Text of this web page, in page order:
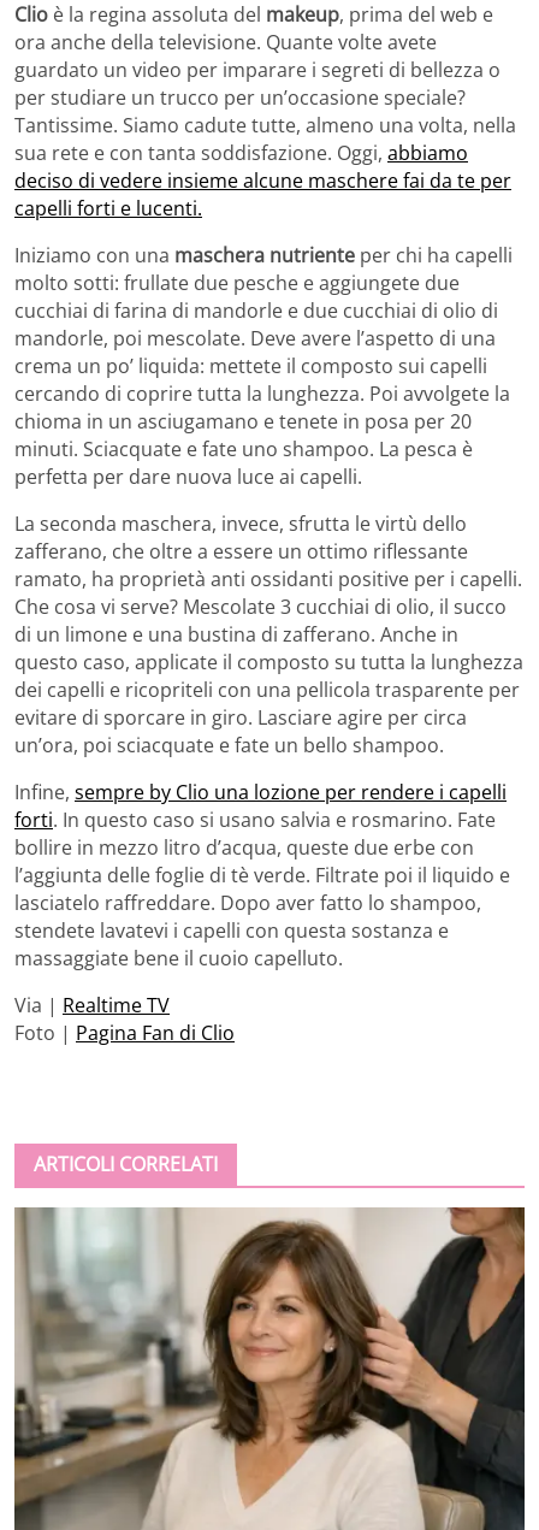
Clio è la regina assoluta del makeup, prima del web e
ora anche della televisione. Quante volte avete
guardato un video per imparare i segreti di bellezza o
per studiare un trucco per un’occasione speciale?
Tantissime. Siamo cadute tutte, almeno una volta, nella
sua rete e con tanta soddisfazione. Oggi, abbiamo
deciso di vedere insieme alcune maschere fai da te per
capelli forti e lucenti.
Iniziamo con una maschera nutriente per chi ha capelli
molto sotti: frullate due pesche e aggiungete due
cucchiai di farina di mandorle e due cucchiai di olio di
mandorle, poi mescolate. Deve avere l’aspetto di una
crema un po’ liquida: mettete il composto sui capelli
cercando di coprire tutta la lunghezza. Poi avvolgete la
chioma in un asciugamano e tenete in posa per 20
minuti. Sciacquate e fate uno shampoo. La pesca è
perfetta per dare nuova luce ai capelli.
La seconda maschera, invece, sfrutta le virtù dello
zafferano, che oltre a essere un ottimo riflessante
ramato, ha proprietà anti ossidanti positive per i capelli.
Che cosa vi serve? Mescolate 3 cucchiai di olio, il succo
di un limone e una bustina di zafferano. Anche in
questo caso, applicate il composto su tutta la lunghezza
dei capelli e ricopriteli con una pellicola trasparente per
evitare di sporcare in giro. Lasciare agire per circa
un’ora, poi sciacquate e fate un bello shampoo.
Infine, sempre by Clio una lozione per rendere i capelli
forti. In questo caso si usano salvia e rosmarino. Fate
bollire in mezzo litro d’acqua, queste due erbe con
l’aggiunta delle foglie di tè verde. Filtrate poi il liquido e
lasciatelo raffreddare. Dopo aver fatto lo shampoo,
stendete lavatevi i capelli con questa sostanza e
massaggiate bene il cuoio capelluto.
Via | Realtime TV
Foto | Pagina Fan di Clio
ARTICOLI CORRELATI